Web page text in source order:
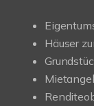
Häuser